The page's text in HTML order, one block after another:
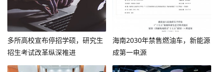
多所高校宣布停招学硕，研究生
招生考试改革纵深推进
海南2030年禁售燃油车，新能源
成第一电源